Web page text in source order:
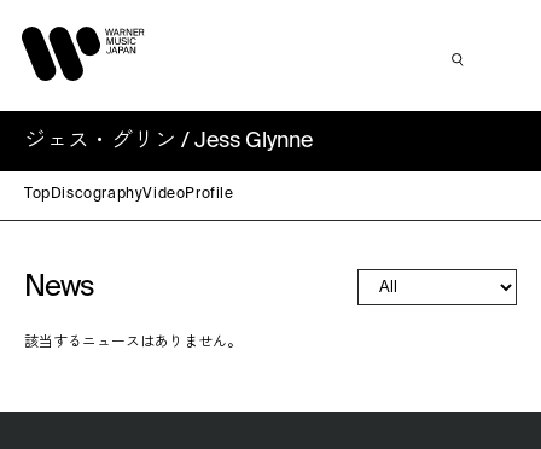
ジェス・グリン / Jess Glynne
Top DiscographyVideoProfile
News
該当するニュースはありません。